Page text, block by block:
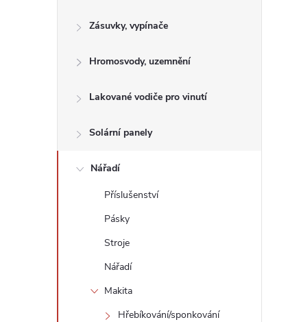
Zásuvky, vypínače
Hromosvody, uzemnění
Lakované vodiče pro vinutí
Solární panely
Nářadí
Příslušenství
Pásky
Stroje
Nářadí
Makita
Hřebíkování/sponkování